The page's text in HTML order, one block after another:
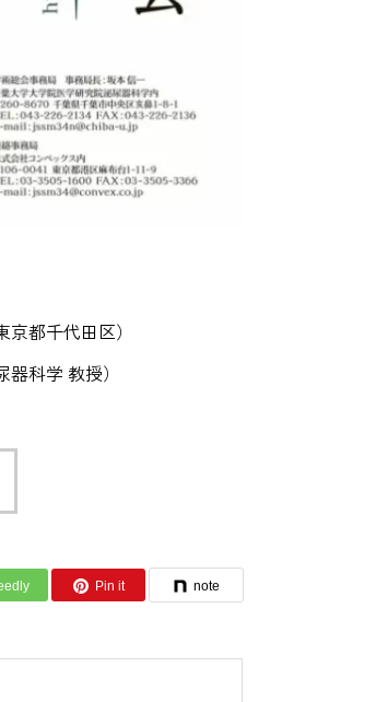
Company
会社情報｜Amusing & Health Beauty
Contact
医療従事者専用ページ
都千代田区）
科学 教授）
Pin it note